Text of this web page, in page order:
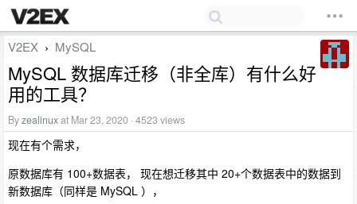
V2EX › MySQL
MySQL 数据库迁移（非全库）有什么好
用的工具？
Byzealinuxat Mar 23, 2020 · 4523 views
现在有个需求，
原数据库有 100+数据表， 现在想迁移其中 20+个数据表中的数据到
新数据库（同样是 MySQL ），